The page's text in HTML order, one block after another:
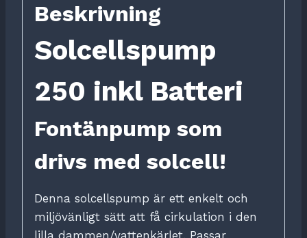
Beskrivning
Solcellspump
250 inkl Batteri
Fontänpump som
drivs med solcell!
Denna solcellspump är ett enkelt och
miljövänligt sätt att få cirkulation i den